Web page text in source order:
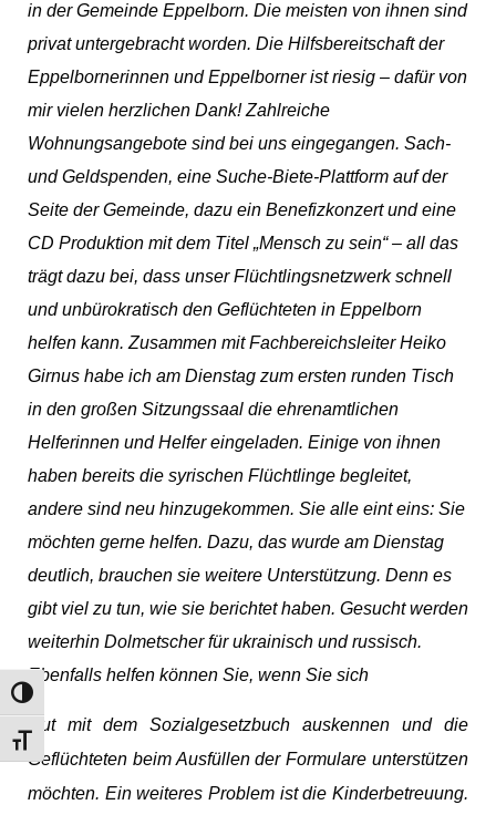
Umschalten auf hohe Kontraste
Schrift vergrößern
in der Gemeinde Eppelborn. Die meisten von ihnen sind
privat untergebracht worden. Die Hilfsbereitschaft der
Eppelbornerinnen und Eppelborner ist riesig – dafür von
mir vielen herzlichen Dank! Zahlreiche
Wohnungsangebote sind bei uns eingegangen. Sach-
und Geldspenden, eine Suche-Biete-Plattform auf der
Seite der Gemeinde, dazu ein Benefizkonzert und eine
CD Produktion mit dem Titel „Mensch zu sein“ – all das
trägt dazu bei, dass unser Flüchtlingsnetzwerk schnell
und unbürokratisch den Geflüchteten in Eppelborn
helfen kann. Zusammen mit Fachbereichsleiter Heiko
Girnus habe ich am Dienstag zum ersten runden Tisch
in den großen Sitzungssaal die ehrenamtlichen
Helferinnen und Helfer eingeladen. Einige von ihnen
haben bereits die syrischen Flüchtlinge begleitet,
andere sind neu hinzugekommen. Sie alle eint eins: Sie
möchten gerne helfen. Dazu, das wurde am Dienstag
deutlich, brauchen sie weitere Unterstützung. Denn es
gibt viel zu tun, wie sie berichtet haben. Gesucht werden
weiterhin Dolmetscher für ukrainisch und russisch.
Ebenfalls helfen können Sie, wenn Sie sich
Gut mit dem Sozialgesetzbuch auskennen und die
Geflüchteten beim Ausfüllen der Formulare unterstützen
möchten. Ein weiteres Problem ist die Kinderbetreuung.